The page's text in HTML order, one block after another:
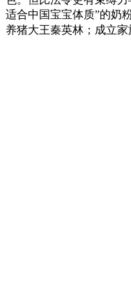
适合中国宝宝体质”的奶
养猪大王秦英林；成立